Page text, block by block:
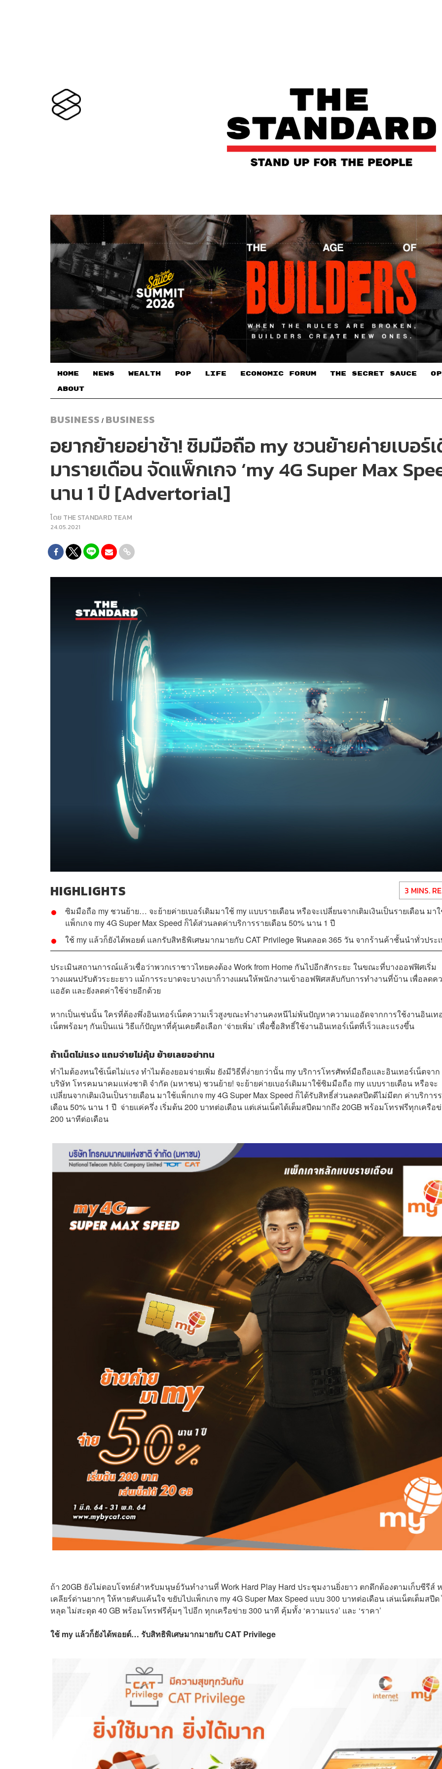
HOME NEWS WEALTH POP LIFE ECONOMIC FORUM THE SECRET SAUCE​
ABOUT
BUSINESS / BUSINESS
อยากย้ายอย่าช้า! ซิมมือถือ my ชวนย้ายค่ายเบอร์
มารายเดือน จัดแพ็กเกจ ‘my 4G Super Max
นาน 1 ปี [Advertorial]
โดย THE STANDARD TEAM
24.05.2021
HIGHLIGHTS 3 MINS.
ซิมมือถือ my ชวนย้าย… จะย้ายค่ายเบอร์เดิมมาใช้ my แบบรายเดือน หรือจะเปลี่ยนจากเติมเงินเป็นรายเดือน มา
แพ็กเกจ my 4G Super Max Speed ก็ได้ส่วนลดค่าบริการรายเดือน 50% นาน 1 ปี
ใช้ my แล้วก็ยังได้พอยต์ แลกรับสิทธิพิเศษมากมายกับ CAT Privilege ฟินตลอด 365 วัน จากร้านค้าชั้นนำทั่วประ
ประเมินสถานการณ์แล้วเชื่อว่าพวกเราชาวไทยคงต้อง Work from Home กันไปอีกสักระยะ ในขณะที่บางออฟฟิศเริ่ม
วางแผนปรับตัวระยะยาว แม้การระบาดจะบางเบาก็วางแผนให้พนักงานเข้าออฟฟิศสลับกับการทำงานที่บ้าน เพื่อลดค
แออัด และยังลดค่าใช้จ่ายอีกด้วย
หากเป็นเช่นนั้น ใครที่ต้องพึ่งอินเทอร์เน็ตความเร็วสูงขณะทำงานคงหนีไม่พ้นปัญหาความแออัดจากการใช้งานอินเท
เน็ตพร้อมๆ กันเป็นแน่ วิธีแก้ปัญหาที่คุ้นเคยคือเลือก ‘จ่ายเพิ่ม’ เพื่อซื้อสิทธิ์ใช้งานอินเทอร์เน็ตที่เร็วและแรงขึ้น
ถ้าเน็ตไม่แรง แถมจ่ายไม่คุ้ม ย้ายเลยอย่าทน
ทำไมต้องทนใช้เน็ตไม่แรง ทำไมต้องยอมจ่ายเพิ่ม ยังมีวิธีที่ง่ายกว่านั้น my บริการโทรศัพท์มือถือและอินเทอร์เน็ตจาก
บริษัท โทรคมนาคมแห่งชาติ จำกัด (มหาชน) ชวนย้าย! จะย้ายค่ายเบอร์เดิมมาใช้ซิมมือถือ my แบบรายเดือน หรือจะ
เปลี่ยนจากเติมเงินเป็นรายเดือน มาใช้แพ็กเกจ my 4G Super Max Speed ก็ได้รับสิทธิ์ส่วนลดสปีดดีไม่มีตก ค่าบริการ
เดือน 50% นาน 1 ปี จ่ายแค่ครึ่ง เริ่มต้น 200 บาทต่อเดือน แต่เล่นเน็ตได้เต็มสปีดมากถึง 20GB พร้อมโทรฟรีทุกเครือ
200 นาทีต่อเดือน
ถ้า 20GB ยังไม่ตอบโจทย์สำหรับมนุษย์วันทำงานที่ Work Hard Play Hard ประชุมงานยิ่งยาว ตกดึกต้องตามเก็บซีรีส์
เคลียร์ด่านยากๆ ให้หายคับแค้นใจ ขยับไปแพ็กเกจ my 4G Super Max Speed แบบ 300 บาทต่อเดือน เล่นเน็ตเต็มสปีด
หลุด ไม่สะดุด 40 GB พร้อมโทรฟรีคุ้มๆ ไปอีก ทุกเครือข่าย 300 นาที คุ้มทั้ง ‘ความแรง’ และ ‘ราคา’
ใช้ my แล้วก็ยังได้พอยต์… รับสิทธิพิเศษมากมายกับ CAT Privilege